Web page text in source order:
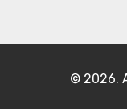
© 2026.